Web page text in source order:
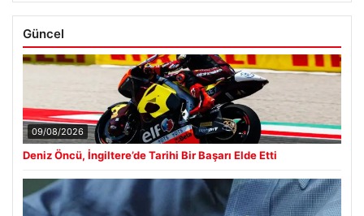
Güncel
09/08/2026
Deniz Öncü, İngiltere’de Tarihi Bir Başarı Elde Etti